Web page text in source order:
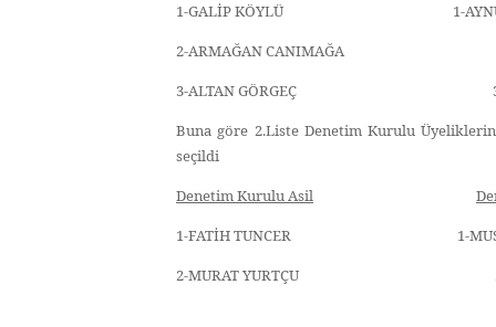
1-GALİP KÖYLÜ 1-AYNUR
2-ARMAĞAN CANIMAĞA 2-
3-ALTAN GÖRGEÇ 3-
Buna göre 2.Liste Denetim Kurulu
seçildi
Denetim Kurulu Asil
1-FATİH TUNCER 1-
2-MURAT YURTÇU 2-